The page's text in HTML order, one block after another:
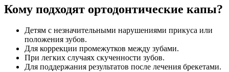
Кому подходят ортодонтические капы?
Детям с незначительными нарушениями прикуса или
положения зубов.
Для коррекции промежутков между зубами.
При легких случаях скученности зубов.
Для поддержания результатов после лечения брекетами.